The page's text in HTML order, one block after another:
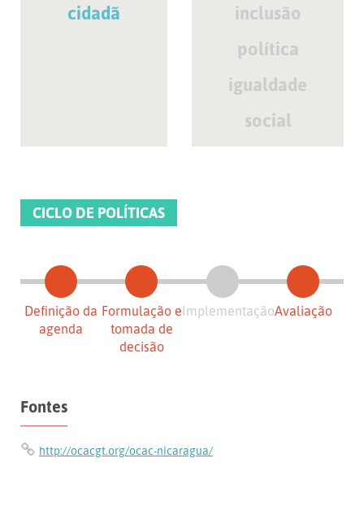
cidadã
inclusão
política
igualdade
social
CICLO DE POLÍTICAS
Definição da
agenda
Formulação e
tomada de
decisão
ImplementaçãoAvaliação
Fontes
http://ocacgt.org/ocac-nicaragua/